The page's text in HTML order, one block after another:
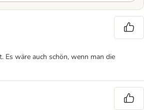
Es wäre auch schön, wenn man die